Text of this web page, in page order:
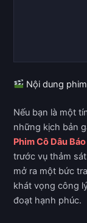
Nội dung
Nếu bạn là một
những kịch bản
Phim Cô Dâu
trước vụ thảm
mở ra một bức
khát vọng công
đoạt hạnh phúc.